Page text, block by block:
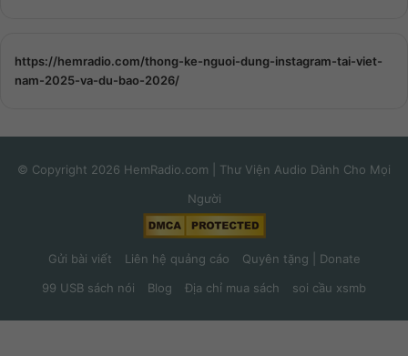
https://hemradio.com/thong-ke-nguoi-dung-instagram-tai-viet-
nam-2025-va-du-bao-2026/
© Copyright 2026 HemRadio.com | Thư Viện Audio Dành Cho Mọi
Người
Gửi bài viết Liên hệ quảng cáo
Quyên tặng | Donate
99 USB sách nói
Blog Địa chỉ mua sách soi cầu xsmb